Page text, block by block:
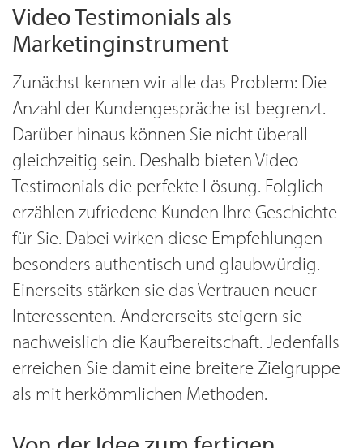
Video Testimonials als
Marketinginstrument
Zunächst kennen wir alle das Problem: Die
Anzahl der Kundengespräche ist begrenzt.
Darüber hinaus können Sie nicht überall
gleichzeitig sein. Deshalb bieten Video
Testimonials die perfekte Lösung. Folglich
erzählen zufriedene Kunden Ihre Geschichte
für Sie. Dabei wirken diese Empfehlungen
besonders authentisch und glaubwürdig.
Einerseits stärken sie das Vertrauen neuer
Interessenten. Andererseits steigern sie
nachweislich die Kaufbereitschaft. Jedenfalls
erreichen Sie damit eine breitere Zielgruppe
als mit herkömmlichen Methoden.